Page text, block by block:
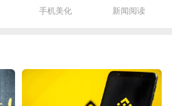
手机美化
载安装官方
新闻阅读